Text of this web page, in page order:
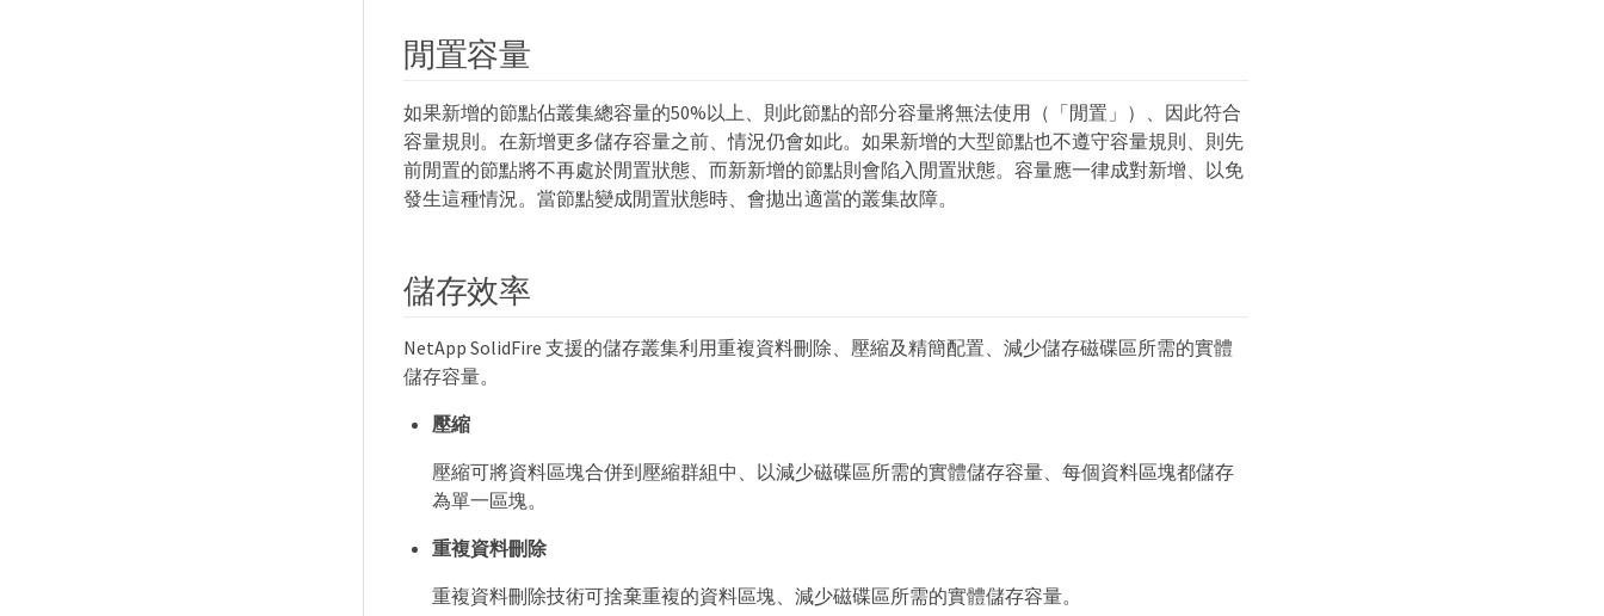
閒置容量
如果新增的節點佔叢集總容量的50%以上、則此節點的部分容量將無法使用（「閒置」）、因此符合
容量規則。在新增更多儲存容量之前、情況仍會如此。如果新增的大型節點也不遵守容量規則、則先
前閒置的節點將不再處於閒置狀態、而新新增的節點則會陷入閒置狀態。容量應一律成對新增、以免
發生這種情況。當節點變成閒置狀態時、會拋出適當的叢集故障。
儲存效率
NetApp SolidFire 支援的儲存叢集利用重複資料刪除、壓縮及精簡配置、減少儲存磁碟區所需的實體
儲存容量。
壓縮
壓縮可將資料區塊合併到壓縮群組中、以減少磁碟區所需的實體儲存容量、每個資料區塊都儲存
為單一區塊。
重複資料刪除
重複資料刪除技術可捨棄重複的資料區塊、減少磁碟區所需的實體儲存容量。